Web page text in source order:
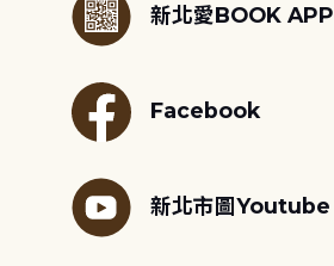
新北愛BOOK APP
Facebook
新北市圖Youtube